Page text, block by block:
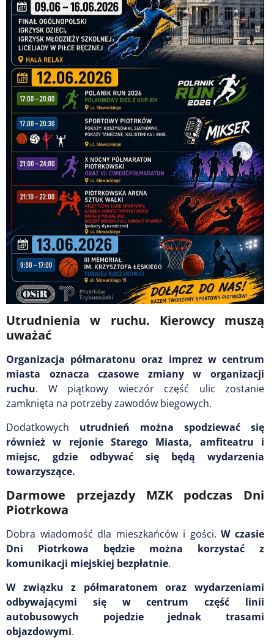
Utrudnienia w ruchu. Kierowcy muszą
uważać
Organizacja półmaratonu oraz imprez w centrum
miasta oznacza czasowe zmiany w organizacji
ruchu. W piątkowy wieczór część ulic zostanie
zamknięta na potrzeby zawodów biegowych.
Dodatkowych utrudnień można spodziewać się
również w rejonie Starego Miasta, amfiteatru i
miejsc, gdzie odbywać się będą wydarzenia
towarzyszące.
Darmowe przejazdy MZK podczas Dni
Piotrkowa
Dobra wiadomość dla mieszkańców i gości.W czasie
Dni Piotrkowa będzie można korzystać z
komunikacji miejskiej bezpłatnie.
W związku z półmaratonem oraz wydarzeniami
odbywającymi się w centrum część linii
autobusowych pojedzie jednak trasami
objazdowymi.